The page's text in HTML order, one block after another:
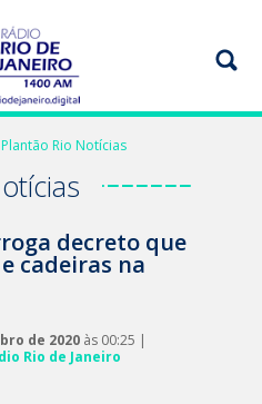
Rio Notícias
decreto que
cadeiras na
de 2020 às 00:25 |
Rio de Janeiro